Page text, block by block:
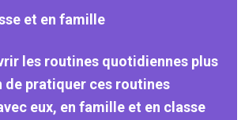
et en famille
les routines quotidiennes plus
de pratiquer ces routines
eux, en famille et en classe